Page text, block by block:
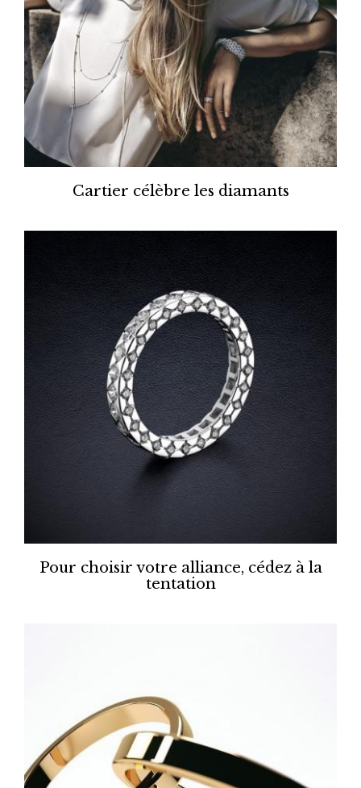
Cartier célèbre les diamants
Pour choisir votre alliance, cédez à la
tentation